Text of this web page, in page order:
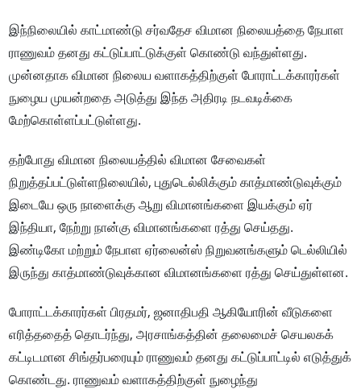
இந்நிலையில் காட்மாண்டு சர்வதேச விமான நிலையத்தை நேபாள
ராணுவம் தனது கட்டுப்பாட்டுக்குள் கொண்டு வந்துள்ளது.
முன்னதாக விமான நிலைய வளாகத்திற்குள் போராட்டக்காரர்கள்
நுழைய முயன்றதை அடுத்து இந்த அதிரடி நடவடிக்கை
மேற்கொள்ளப்பட்டுள்ளது.
தற்போது விமான நிலையத்தில் விமான சேவைகள்
நிறுத்தப்பட்டுள்ளநிலையில், புதுடெல்லிக்கும் காத்மாண்டுவுக்கும்
இடையே ஒரு நாளைக்கு ஆறு விமானங்களை இயக்கும் ஏர்
இந்தியா, நேற்று நான்கு விமானங்களை ரத்து செய்தது.
இண்டிகோ மற்றும் நேபாள ஏர்லைன்ஸ் நிறுவனங்களும் டெல்லியில்
இருந்து காத்மாண்டுவுக்கான விமானங்களை ரத்து செய்துள்ளன.
போராட்டக்காரர்கள் பிரதமர், ஜனாதிபதி ஆகியோரின் வீடுகளை
எரித்ததைத் தொடர்ந்து, அரசாங்கத்தின் தலைமைச் செயலகக்
கட்டிடமான சிங்தர்பரையும் ராணுவம் தனது கட்டுப்பாட்டில் எடுத்துக்
கொண்டது. ராணுவம் வளாகத்திற்குள் நுழைந்து